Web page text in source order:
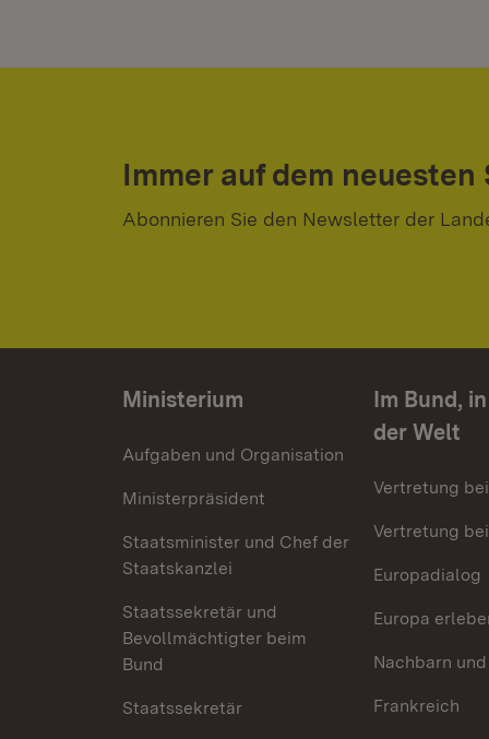
Immer auf dem neuesten
Abonnieren Sie den Newsletter der
Ministerium
Aufgaben und Organisation
Ministerpräsident
Staatsminister und Chef der
Staatskanzlei
Staatssekretär und
Bevollmächtigter beim
Bund
Staatssekretär
Im Bund,
der Welt
Vertretung
Vertretung
Europadialog
Europa
Nachbarn
Frankreich